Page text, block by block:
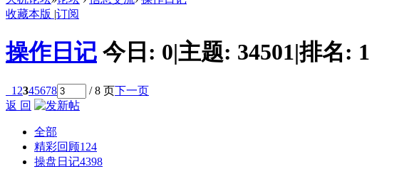
收藏本版 |订阅
操作日记 今日: 0|主题: 34501|排名: 1
1 2345678 / 8 页下一页
返 回
全部
精彩回顾124
操盘日记4398